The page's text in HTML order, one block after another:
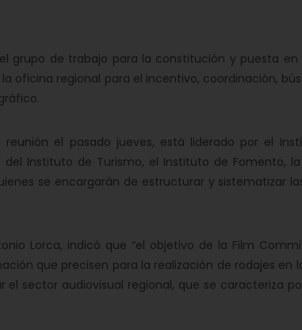
grupo de trabajo para la constitución y puesta
oficina regional para el incentivo, coordinación,
el pasado jueves, está liderado por el
Instituto de Turismo, el Instituto de Fomento,
se encargarán de estructurar y sistematizar
Lorca, indicó que “el objetivo de la Film
que precisen para la realización de rodajes en
sector audiovisual regional, que se caracteriza